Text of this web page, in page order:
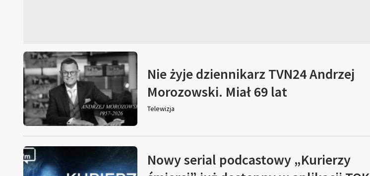
Nie żyje dziennikarz TVN24 Andrzej
Morozowski. Miał 69 lat
Telewizja
Nowy serial podcastowy „Kurierzy